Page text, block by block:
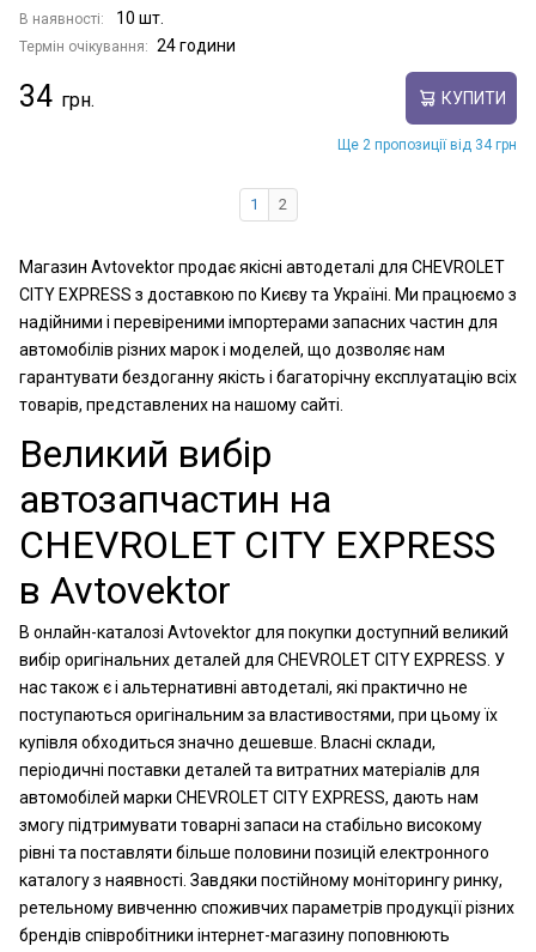
В наявності: 10 шт.
Термін очікування: 24 години
34 КУПИТИ
Ще 2 пропозиції від 34 грн
1 2
Магазин Avtovektor продає якісні автодеталі для CHEVROLET
CITY EXPRESS з доставкою по Києву та Україні. Ми працюємо з
надійними і перевіреними імпортерами запасних частин для
автомобілів різних марок і моделей, що дозволяє нам
гарантувати бездоганну якість і багаторічну експлуатацію всіх
товарів, представлених на нашому сайті.
Великий вибір
автозапчастин на
CHEVROLET CITY EXPRESS
в Avtovektor
В онлайн-каталозі Avtovektor для покупки доступний великий
вибір оригінальних деталей для CHEVROLET CITY EXPRESS. У
нас також є і альтернативні автодеталі, які практично не
поступаються оригінальним за властивостями, при цьому їх
купівля обходиться значно дешевше. Власні склади,
періодичні поставки деталей та витратних матеріалів для
автомобілей марки CHEVROLET CITY EXPRESS, дають нам
змогу підтримувати товарні запаси на стабільно високому
рівні та поставляти більше половини позицій електронного
каталогу з наявності. Завдяки постійному моніторингу ринку,
ретельному вивченню споживчих параметрів продукції різних
брендів співробітники інтернет-магазину поповнюють